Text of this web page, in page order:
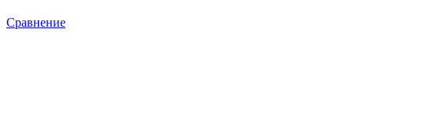
Сравнение